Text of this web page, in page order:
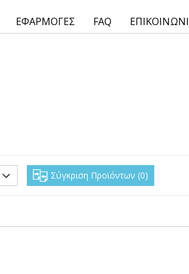
ΕΦΑΡΜΟΓΕΣ FAQ
Σύγκριση Προϊόντων 0